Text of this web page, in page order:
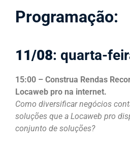
Programação:
11/08: quarta-
15:00 – Construa Rendas
Locaweb pro na internet.
Como diversificar negócios
soluções que a Locaweb pro
conjunto de soluções?